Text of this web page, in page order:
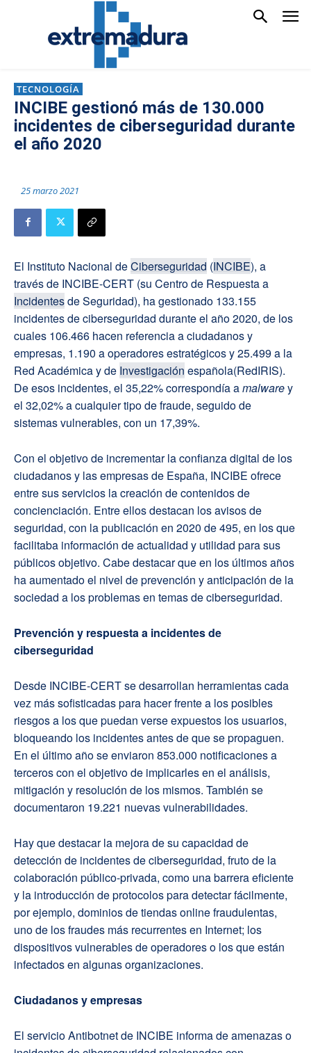
TECNOLOGÍA
INCIBE gestionó más de 130.000
incidentes de ciberseguridad durante
el año 2020
25 marzo 2021
El Instituto Nacional deCiberseguridad (INCIBE), a
través de INCIBE-CERT (su Centro de Respuesta a
Incidentesde Seguridad), ha gestionado 133.155
incidentes de ciberseguridad durante el año 2020, de los
cuales 106.466 hacen referencia a ciudadanos y
empresas, 1.190 a operadores estratégicos y 25.499 a la
Red Académica y de Investigación española(RedIRIS).
De esos incidentes, el 35,22% correspondía amalwarey
el 32,02% a cualquier tipo de fraude, seguido de
sistemas vulnerables, con un 17,39%.
Con el objetivo de incrementar la confianza digital de los
ciudadanos y las empresas de España, INCIBE ofrece
entre sus servicios la creación de contenidos de
concienciación. Entre ellos destacan los avisos de
seguridad, con la publicación en 2020 de 495, en los que
facilitaba información de actualidad y utilidad para sus
públicos objetivo. Cabe destacar que en los últimos años
ha aumentado el nivel de prevención y anticipación de la
sociedad a los problemas en temas de ciberseguridad.
Prevención y respuesta a incidentes de
ciberseguridad
Desde INCIBE-CERT se desarrollan herramientas cada
vez más sofisticadas para hacer frente a los posibles
riesgos a los que puedan verse expuestos los usuarios,
bloqueando los incidentes antes de que se propaguen.
En el último año se enviaron 853.000 notificaciones a
terceros con el objetivo de implicarles en el análisis,
mitigación y resolución de los mismos. También se
documentaron 19.221 nuevas vulnerabilidades.
Hay que destacar la mejora de su capacidad de
detección de incidentes de ciberseguridad, fruto de la
colaboración público-privada, como una barrera eficiente
y la introducción de protocolos para detectar fácilmente,
por ejemplo, dominios de tiendas online fraudulentas,
uno de los fraudes más recurrentes en Internet; los
dispositivos vulnerables de operadores o los que están
infectados en algunas organizaciones.
Ciudadanos y empresas
El servicio Antibotnet de INCIBE informa de amenazas o